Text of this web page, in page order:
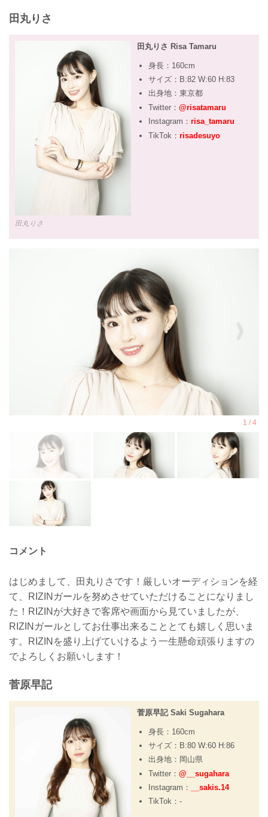
田丸りさ
田丸りさ
田丸りさ Risa Tamaru
身長：160cm
サイズ：B:82 W:60 H:83
出身地：東京都
Twitter： @risatamaru
Instagram： risa_tamaru
TikTok： risadesuyo
コメント
はじめまして、田丸りさです！厳しいオーディションを経
て、RIZINガールを努めさせていただけることになりまし
た！RIZINが大好きで客席や画面から見ていましたが、
RIZINガールとしてお仕事出来ることとても嬉しく思いま
す。RIZINを盛り上げていけるよう一生懸命頑張りますの
でよろしくお願いします！
菅原早記
菅原早記 Saki Sugahara
身長：160cm
サイズ：B:80 W:60 H:86
出身地：岡山県
Twitter： @__sugahara
Instagram：
__sakis.14
TikTok：-